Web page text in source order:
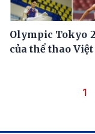
Olympic Tokyo
của thể thao
1